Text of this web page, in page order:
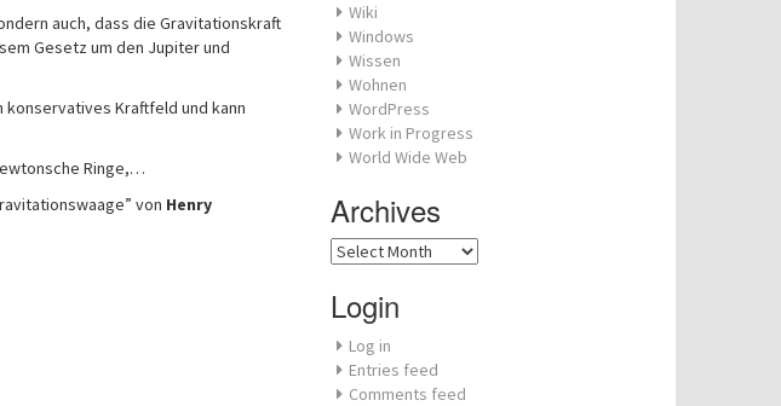
auch, dass die Gravitationskraft
Gesetz um den Jupiter und
konservatives Kraftfeld und kann
Ringe,…
von Henry
Wiki
Windows
Wissen
Wohnen
WordPress
Work in Progress
World Wide Web
Archives
Archives
Login
Log in
Entries feed
Comments feed